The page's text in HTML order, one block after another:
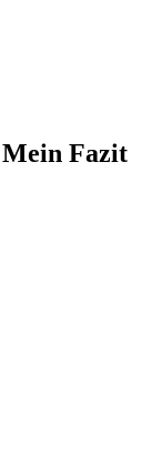
Mein Fazit